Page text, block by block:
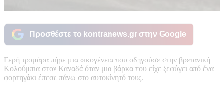
Προσθέστε το kontranews.gr στην Google
Γερή τρομάρα πήρε μια οικογένεια που οδηγούσε στην βρετανική
Κολούμπια στον Καναδά όταν μια βάρκα που είχε ξεφύγει από ένα
φορτηγάκι έπεσε πάνω στο αυτοκίνητό τους.